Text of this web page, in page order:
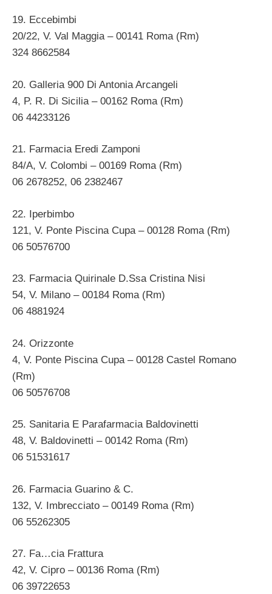
19. Eccebimbi
20/22, V. Val Maggia – 00141 Roma (Rm)
324 8662584
20. Galleria 900 Di Antonia Arcangeli
4, P. R. Di Sicilia – 00162 Roma (Rm)
06 44233126
21. Farmacia Eredi Zamponi
84/A, V. Colombi – 00169 Roma (Rm)
06 2678252, 06 2382467
22. Iperbimbo
121, V. Ponte Piscina Cupa – 00128 Roma (Rm)
06 50576700
23. Farmacia Quirinale D.Ssa Cristina Nisi
54, V. Milano – 00184 Roma (Rm)
06 4881924
24. Orizzonte
4, V. Ponte Piscina Cupa – 00128 Castel Romano
(Rm)
06 50576708
25. Sanitaria E Parafarmacia Baldovinetti
48, V. Baldovinetti – 00142 Roma (Rm)
06 51531617
26. Farmacia Guarino & C.
132, V. Imbrecciato – 00149 Roma (Rm)
06 55262305
27. Fa…cia Frattura
42, V. Cipro – 00136 Roma (Rm)
06 39722653